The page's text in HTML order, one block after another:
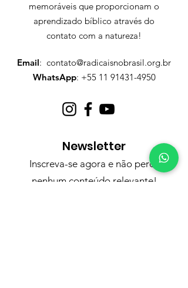
memoráveis que proporcionam o
aprendizado bíblico através do
contato com a natureza!
Email: contato@radicaisnobrasil.org.br
WhatsApp: +55 11 91431-4950
Newsletter
Inscreva-se agora e não perca
nenhum conteúdo relevante!